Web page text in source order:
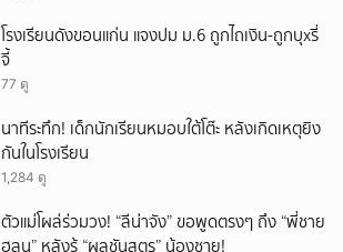
โรงเรียนดังขอนแก่น แจงปม ม.6 ถูกไถเงิน-ถูกบุxรี่
จี้
77 ดู
นาทีระทึก! เด็กนักเรียนหมอบใต้โต๊ะ หลังเกิดเหตุยิง
กันในโรงเรียน
1,284 ดู
ตัวแม่โผล่ร่วมวง! “ลีน่าจัง” ขอพูดตรงๆ ถึง “พี่ชาย
ฮลุน” หลังรู้ “ผลชันสูตร” น้องชาย!